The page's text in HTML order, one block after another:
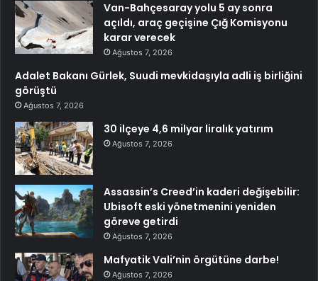
Van-Bahçesaray yolu 5 ay sonra
açıldı, araç geçişine Çığ Komisyonu
karar verecek
Ağustos 7, 2026
Adalet Bakanı Gürlek, Suudi mevkidaşıyla adli iş birliğini
görüştü
Ağustos 7, 2026
30 ilçeye 4,6 milyar liralık yatırım
Ağustos 7, 2026
Assassin’s Creed’in kaderi değişebilir:
Ubisoft eski yönetmenini yeniden
göreve getirdi
Ağustos 7, 2026
Mafyatik Vali’nin örgütüne darbe!
Ağustos 7, 2026